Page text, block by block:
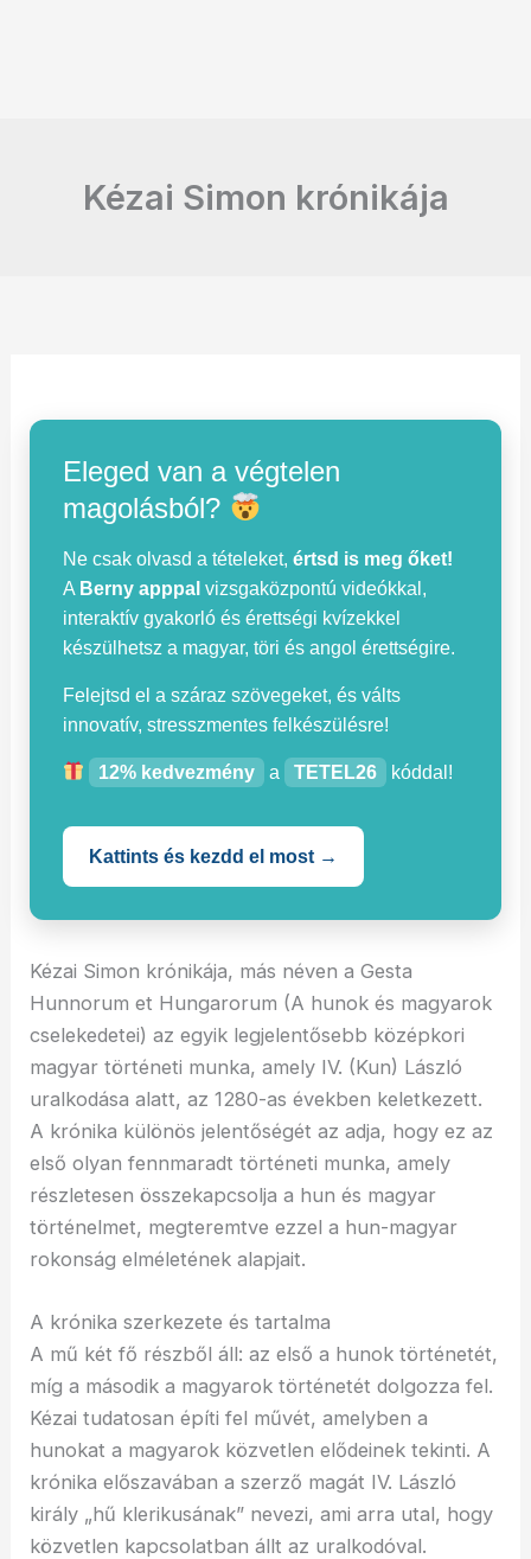
Kézai Simon krónikája
Eleged van a végtelen
magolásból?
Ne csak olvasd a tételeket,értsd is meg őket!
A Berny apppal vizsgaközpontú videókkal,
interaktív gyakorló és érettségi kvízekkel
készülhetsz a magyar, töri és angol érettségire.
Felejtsd el a száraz szövegeket, és válts
innovatív, stresszmentes felkészülésre!
12% kedvezmény a TETEL26 kóddal!
Kattints és kezdd el most →
Kézai Simon krónikája, más néven a Gesta
Hunnorum et Hungarorum (A hunok és magyarok
cselekedetei) az egyik legjelentősebb középkori
magyar történeti munka, amely IV. (Kun) László
uralkodása alatt, az 1280-as években keletkezett.
A krónika különös jelentőségét az adja, hogy ez az
első olyan fennmaradt történeti munka, amely
részletesen összekapcsolja a hun és magyar
történelmet, megteremtve ezzel a hun-magyar
rokonság elméletének alapjait.
A krónika szerkezete és tartalma
A mű két fő részből áll: az első a hunok történetét,
míg a második a magyarok történetét dolgozza fel.
Kézai tudatosan építi fel művét, amelyben a
hunokat a magyarok közvetlen elődeinek tekinti. A
krónika előszavában a szerző magát IV. László
király „hű klerikusának” nevezi, ami arra utal, hogy
közvetlen kapcsolatban állt az uralkodóval.